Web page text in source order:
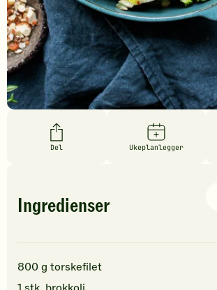
Del Ukeplanlegger
Ingredienser
800g torskefilet